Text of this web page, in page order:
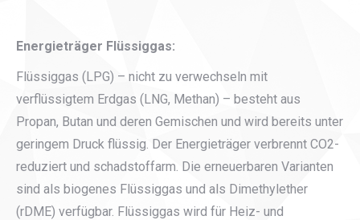
Energieträger Flüssiggas:
Flüssiggas (LPG) – nicht zu verwechseln mit
verflüssigtem Erdgas (LNG, Methan) – besteht aus
Propan, Butan und deren Gemischen und wird bereits unter
geringem Druck flüssig. Der Energieträger verbrennt CO2-
reduziert und schadstoffarm. Die erneuerbaren Varianten
sind als biogenes Flüssiggas und als Dimethylether
(rDME) verfügbar. Flüssiggas wird für Heiz- und